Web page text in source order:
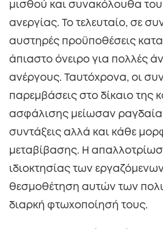
μισθού και συνακόλουθα
ανεργίας. Το τελευταίο, σε
αυστηρές προϋποθέσεις
άπιαστο όνειρο για πολλές
ανέργους. Ταυτόχρονα, οι
παρεμβάσεις στο δίκαιο της
ασφάλισης μείωσαν ραγδαία
συντάξεις αλλά και κάθε
μεταβίβασης. Η
ιδιοκτησίας των
θεσμοθέτηση αυτών των
διαρκή φτωχοποίησή τους.